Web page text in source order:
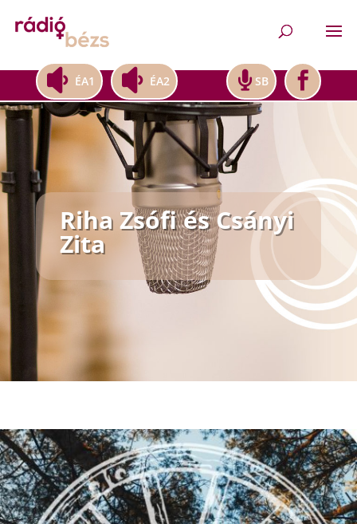
ÉA1 ÉA2 SB
Riha Zsófi és Csányi
Zita